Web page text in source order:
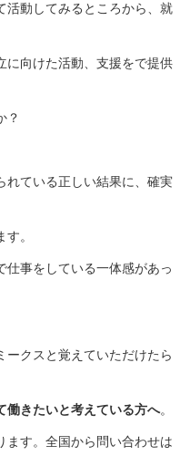
活動してみるところから、就
に向けた活動、支援をで提供
？
れている正しい結果に、確実
。
仕事をしている一体感があっ
ークスと覚えていただけたら
働きたいと考えている方へ。
ます。全国から問い合わせは